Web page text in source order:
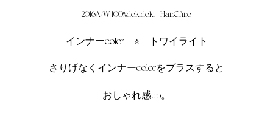
2016A/W 100%dokidoki Hair.Chiro
インナーcolor ⭐︎ トワイライト
さりげなくインナーcolorをプラスすると
おしゃれ感up。